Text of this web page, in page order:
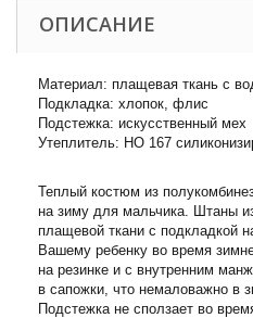
ОПИСАНИЕ
Материал: плащевая ткань с
Подкладка: хлопок, флис
Подстежка: искусственный мех
Утеплитель: НО 167
Теплый костюм из
на зиму для мальчика. Штаны
плащевой ткани с подкладкой
Вашему ребенку во время
на резинке и с внутренним
в сапожки, что немаловажно в
Подстежка не сползает во